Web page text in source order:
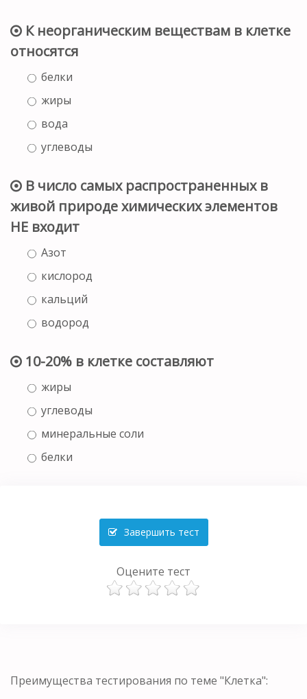
К неорганическим веществам в клетке
относятся
белки
жиры
вода
углеводы
В число самых распространенных в
живой природе химических элементов
НЕ входит
Азот
кислород
кальций
водород
10-20% в клетке составляют
жиры
углеводы
минеральные соли
белки
Завершить тест
Оцените тест
Преимущества тестирования по теме "Клетка":